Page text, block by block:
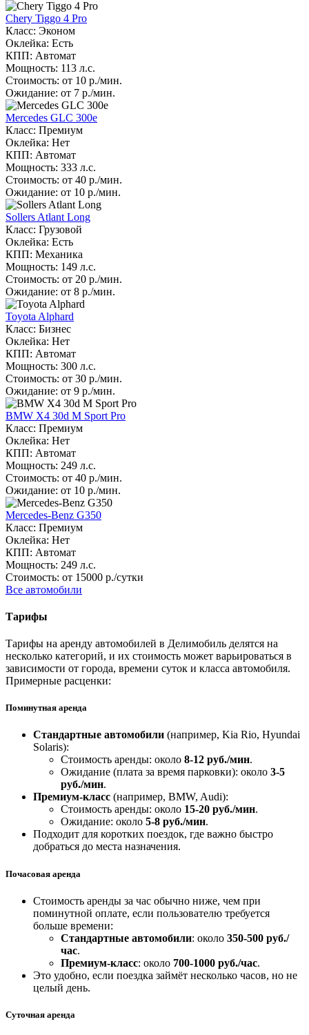
Chery Tiggo 4 Pro
Класс: Эконом
Оклейка: Есть
КПП: Автомат
Мощность: 113 л.с.
Стоимость: от 10 р./мин.
Ожидание: от 7 р./мин.
Mercedes GLC 300e
Класс: Премиум
Оклейка: Нет
КПП: Автомат
Мощность: 333 л.с.
Стоимость: от 40 р./мин.
Ожидание: от 10 р./мин.
Sollers Atlant Long
Класс: Грузовой
Оклейка: Есть
КПП: Механика
Мощность: 149 л.с.
Стоимость: от 20 р./мин.
Ожидание: от 8 р./мин.
Toyota Alphard
Класс: Бизнес
Оклейка: Нет
КПП: Автомат
Мощность: 300 л.с.
Стоимость: от 30 р./мин.
Ожидание: от 9 р./мин.
BMW X4 30d M Sport Pro
Класс: Премиум
Оклейка: Нет
КПП: Автомат
Мощность: 249 л.с.
Стоимость: от 40 р./мин.
Ожидание: от 10 р./мин.
Mercedes-Benz G350
Класс: Премиум
Оклейка: Нет
КПП: Автомат
Мощность: 249 л.с.
Стоимость: от 15000 р./сутки
Все автомобили
Тарифы
Тарифы на аренду автомобилей в Делимобиль делятся на
несколько категорий, и их стоимость может варьироваться в
зависимости от города, времени суток и класса автомобиля.
Примерные расценки:
Поминутная аренда
Стандартные автомобили (например, Kia Rio, Hyundai
Solaris):
Стоимость аренды: около 8-12 руб./мин.
Ожидание (плата за время парковки): около 3-5
руб./мин.
Премиум-класс (например, BMW, Audi):
Стоимость аренды: около 15-20 руб./мин.
Ожидание: около 5-8 руб./мин.
Подходит для коротких поездок, где важно быстро
добраться до места назначения.
Почасовая аренда
Стоимость аренды за час обычно ниже, чем при
поминутной оплате, если пользователю требуется
больше времени:
Стандартные автомобили: около 350-500 руб./
час.
Премиум-класс: около 700-1000 руб./час.
Это удобно, если поездка займёт несколько часов, но не
целый день.
Суточная аренда